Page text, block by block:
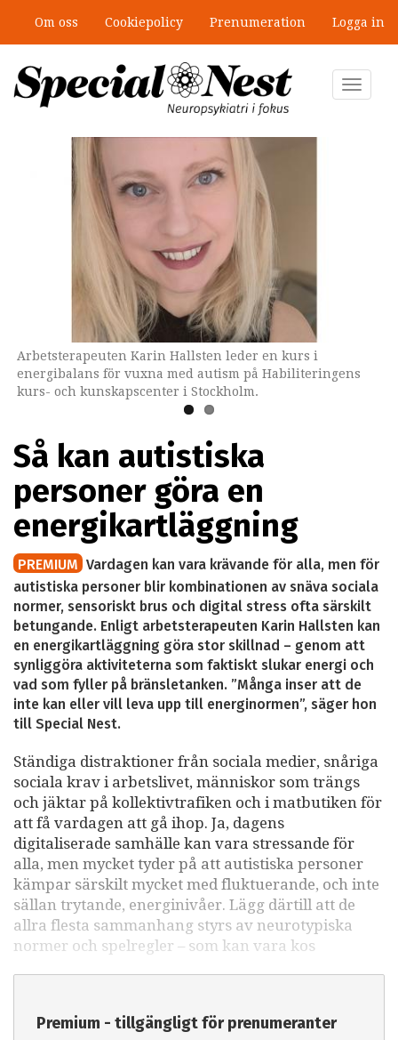
huvudinnehåll
Om oss Cookiepolicy Prenumeration Logga in
Toggle
Arbetsterapeuten Karin Hallsten leder en kurs i
energibalans för vuxna med autism på Habiliteringens
kurs- och kunskapscenter i Stockholm.
Genrebild från Shutterstock. Kvinnan på bilden har inget
att göra med innehållet i texten.
Så kan autistiska
personer göra en
energikartläggning
PREMIUM Vardagen kan vara krävande för alla, men för
autistiska personer blir kombinationen av snäva sociala
normer, sensoriskt brus och digital stress ofta särskilt
betungande. Enligt arbetsterapeuten Karin Hallsten kan
en energikartläggning göra stor skillnad – genom att
synliggöra aktiviteterna som faktiskt slukar energi och
vad som fyller på bränsletanken. ”Många inser att de
inte kan eller vill leva upp till energinormen”, säger hon
till Special Nest.
Ständiga distraktioner från sociala medier, snåriga
sociala krav i arbetslivet, människor som trängs
och jäktar på kollektivtrafiken och i matbutiken för
att få vardagen att gå ihop. Ja, dagens
digitaliserade samhälle kan vara stressande för
alla, men mycket tyder på att autistiska personer
kämpar särskilt mycket med fluktuerande, och inte
sällan trytande, energinivåer. Lägg därtill att de
allra flesta sammanhang styrs av neurotypiska
normer och spelregler – som kan vara kos
Premium - tillgängligt för prenumeranter
”Jobbet gick bra – just därför togs
stödet bort”